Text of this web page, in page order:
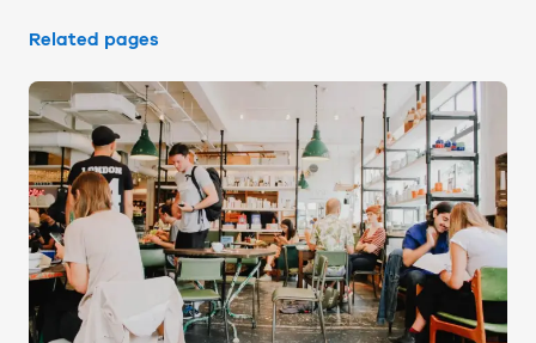
Related pages